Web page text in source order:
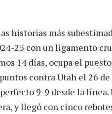
historias más
25 con un ligamento
14 días, ocupa el
contra Utah el 26
9-9 desde la
y llegó con cinco